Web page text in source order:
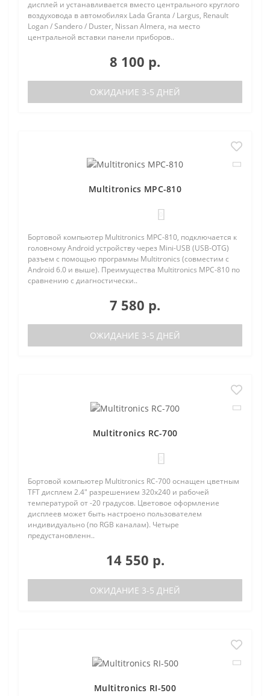
дисплей и устанавливается вместо центрального круглого
воздуховода в автомобилях Lada Granta / Largus, Renault
Logan / Sandero / Duster, Nissan Almera, на место
центральной вставки панели приборов..
8 100 р.
ОЖИДАНИЕ 3-5 ДНЕЙ
Multitronics MPC-810
Бортовой компьютер Multitronics MPC-810, подключается к
головному Android устройству через Mini-USB (USB-OTG)
разъем с помощью программы Multitronics (совместим с
Android 6.0 и выше). Преимущества Multitronics MPC-810 по
сравнению с диагностически..
7 580 р.
ОЖИДАНИЕ 3-5 ДНЕЙ
Multitronics RC-700
Бортовой компьютер Multitronics RC-700 оснащен цветным
TFT дисплем 2.4" разрешением 320х240 и рабочей
температурой от -20 градусов. Цветовое оформление
дисплеев может быть настроено пользователем
индивидуально (по RGB каналам). Четыре
предустановленн..
14 550 р.
ОЖИДАНИЕ 3-5 ДНЕЙ
Multitronics RI-500